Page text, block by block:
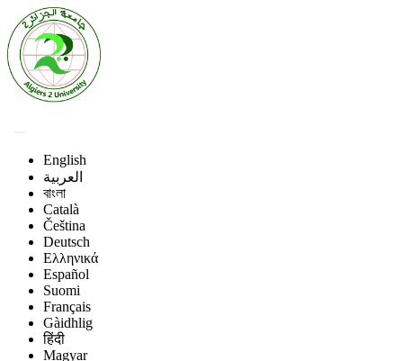
English
العربية
বাংলা
Català
Čeština
Deutsch
Ελληνικά
Español
Suomi
Français
Gàidhlig
हिंदी
Magyar